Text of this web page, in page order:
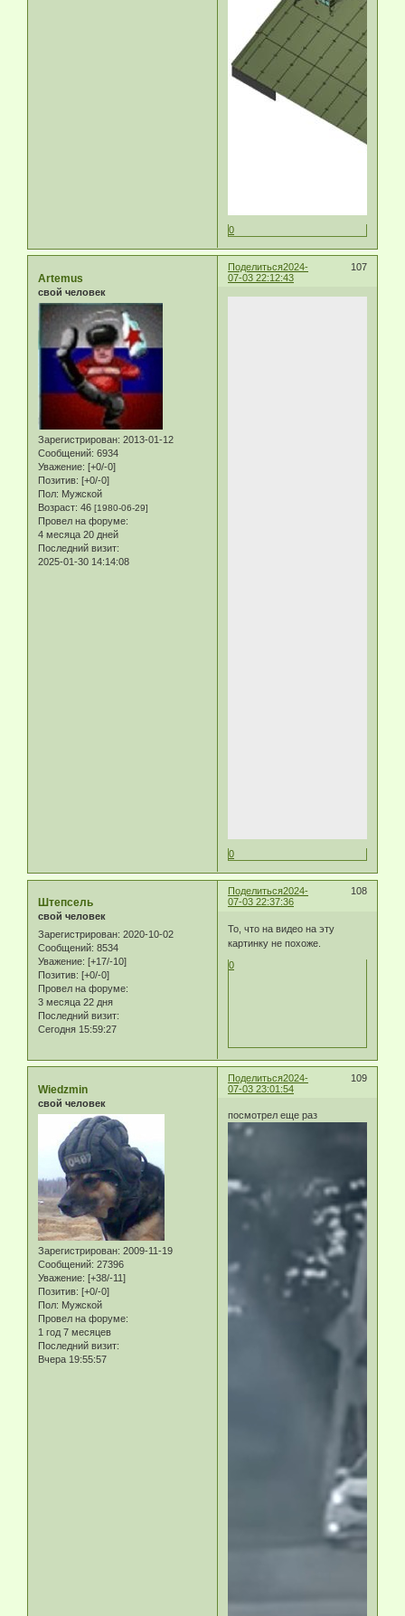
0
Поделиться 107
2024-
07-03 22:12:43
Artemus
свой человек
Зарегистрирован: 2013-01-12
Сообщений: 6934
Уважение: [+0/-0]
Позитив: [+0/-0]
Пол: Мужской
Возраст: 46 [1980-06-29]
Провел на форуме:
4 месяца 20 дней
Последний визит:
2025-01-30 14:14:08
0
Поделиться 108
2024-
07-03 22:37:36
Штепсель
свой человек
Зарегистрирован: 2020-10-02
Сообщений: 8534
Уважение: [+17/-10]
Позитив: [+0/-0]
Провел на форуме:
3 месяца 22 дня
Последний визит:
Сегодня 15:59:27
То, что на видео на эту
картинку не похоже.
0
Поделиться 109
2024-
07-03 23:01:54
Wiedzmin
свой человек
Зарегистрирован: 2009-11-19
Сообщений: 27396
Уважение: [+38/-11]
Позитив: [+0/-0]
Пол: Мужской
Провел на форуме:
1 год 7 месяцев
Последний визит:
Вчера 19:55:57
посмотрел еще раз